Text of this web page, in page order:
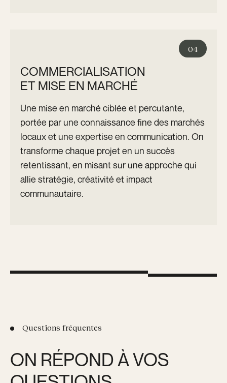
COMMERCIALISATION
ET MISE EN MARCHÉ
Une mise en marché ciblée et percutante,
portée par une connaissance fine des marchés
locaux et une expertise en communication. On
transforme chaque projet en un succès
retentissant, en misant sur une approche qui
allie stratégie, créativité et impact
communautaire.
04
Questions fréquentes
ON RÉPOND À VOS